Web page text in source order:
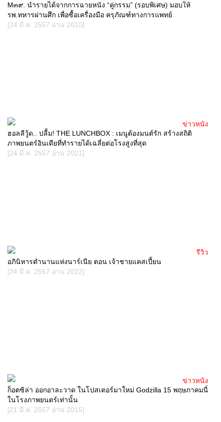
M๓๙. นำรายได้จากการฉายหนัง “คู่กรรม” (รอบพิเศษ) มอบให้
รพ.ทหารผ่านศึก เพื่อซื้อเครื่องมือ ครุภัณฑ์ทางการแพทย์
[24 มี.ค. 2557 อ่าน 2010]
ฮอลลีวู้ด.. ปลื้ม! THE LUNCHBOX : เมนูต้องมนต์รัก สร้างสถิติ
ภาพยนตร์อินเดียที่ทำรายได้เฉลี่ยต่อโรงสูงที่สุด
[24 มี.ค. 2557 อ่าน 2021]
ข่าวหนัง
อภินิหารตำนานแห่งนาร์เนีย ตอน เจ้าชายแคสเปี้ยน
[24 มี.ค. 2557 อ่าน 2022]
รีวิว
ก็อตซิล่า ออกอาละวาด ในโปสเตอร์มาใหม่ Godzilla 15 พฤษภาคมนี้
ในโรงภาพยนตร์เท่านั้น
[21 มี.ค. 2557 อ่าน 2015]
ข่าวหนัง